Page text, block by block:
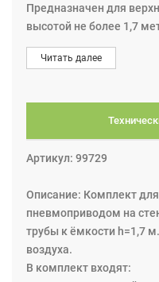
Предназначен для
высотой не более 1,7
насоса по
насосов: 22800, 22810,
3. шланг воздушный 1,5
4. кронштейн для
стену, арт. 28524.
Насос не входит в
Читать далее
Артикул: 99729
Описание: Комплект
пневмоприводом на
трубы к ёмкости h=1,7
воздуха.
В комплект входят: